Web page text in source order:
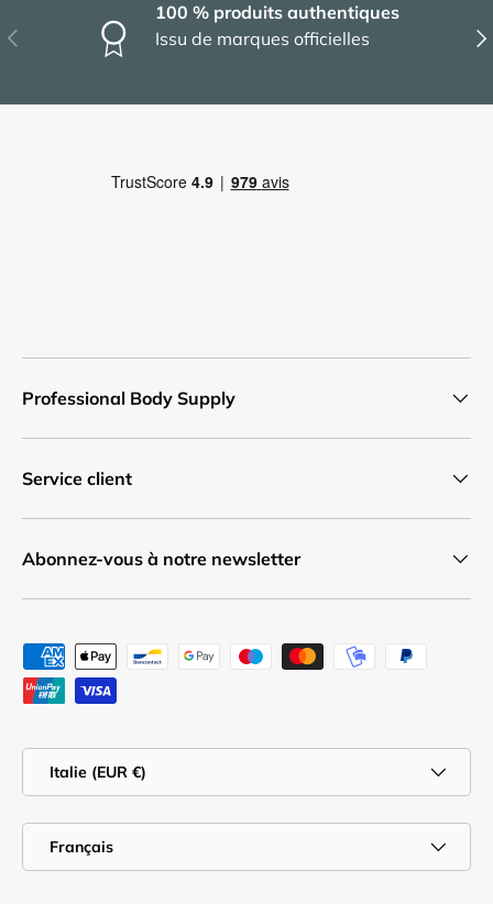
Précédent
100 % produits authentiques
Issu de marques officielles
Professional Body Supply
Service client
Abonnez-vous à notre newsletter
Moyens de paiement acceptés
Italie (EUR €)
Français